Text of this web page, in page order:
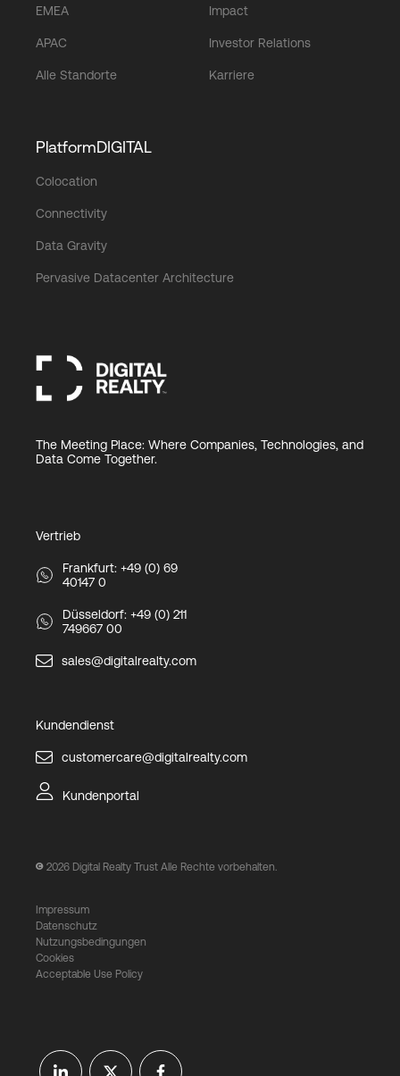
EMEA
APAC
Alle Standorte
Impact
Investor Relations
Karriere
PlatformDIGITAL
Colocation
Connectivity
Data Gravity
Pervasive Datacenter Architecture
The Meeting Place: Where Companies, Technologies, and
Data Come Together.
Vertrieb
Frankfurt: +49 (0) 69
40147 0
Düsseldorf: +49 (0) 211
749667 00
sales@digitalrealty.com
Kundendienst
customercare@digitalrealty.com
Kundenportal
2026 Digital Realty Trust Alle Rechte vorbehalten.
Impressum
Datenschutz
Nutzungsbedingungen
Cookies
Acceptable Use Policy